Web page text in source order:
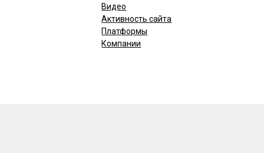
Видео
Активность сайта
Платформы
Компании